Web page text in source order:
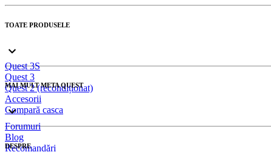
TOATE PRODUSELE
Quest 3S
Quest 3
Quest 2 (recondiționat)
Accesorii
Compară casca
MAI MULT META QUEST
Forumuri
Blog
Recomandări
DESPRE